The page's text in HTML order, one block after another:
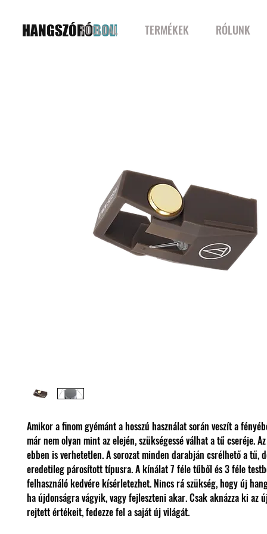
HANGSZÓRÓBOLT
FŐOLDAL TERMÉKEK RÓLUNK
Amikor a finom gyémánt a hosszú használat során veszít a
már nem olyan mint az elején, szükségessé válhat a tű cseréje.
ebben is verhetetlen. A sorozat minden darabján csrélhető a tű,
eredetileg párosított típusra. A kínálat 7 féle tűből és 3 féle
felhasználó kedvére kísérletezhet. Nincs rá szükség, hogy új
ha újdonságra vágyik, vagy fejleszteni akar. Csak aknázza ki az
rejtett értékeit, fedezze fel a saját új világát.